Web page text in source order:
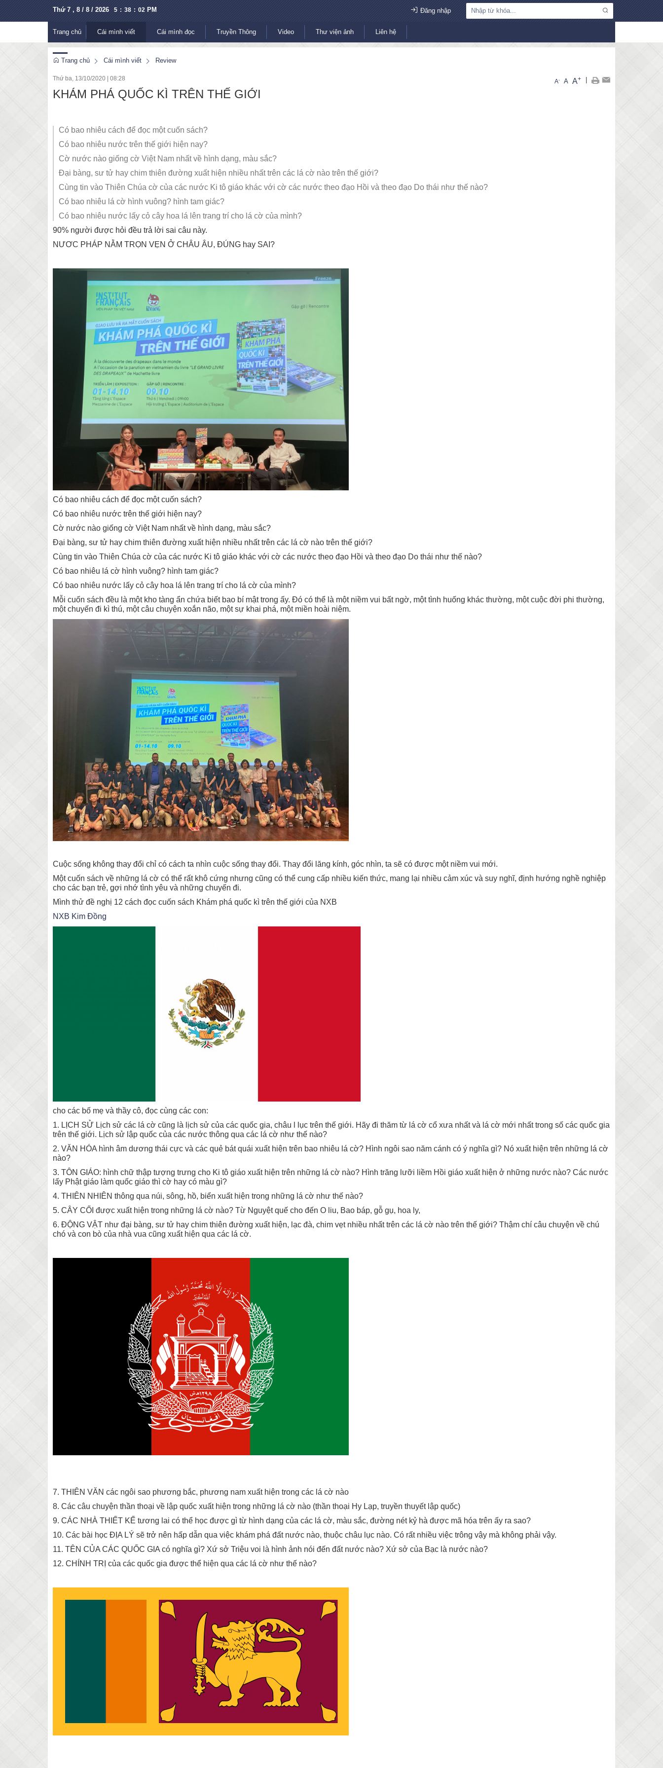
Thứ 7 , 8 / 8 / 2026 5 : 38 : 03 PM Đăng nhập
Trang chủ Cái mình viết Cái mình đọc Truyền Thông Video Thư viện ảnh Liên hệ
Trang chủ Cái mình viết Review
Thứ ba, 13/10/2020 08:28 A- A A+
KHÁM PHÁ QUỐC KÌ TRÊN THẾ GIỚI
Có bao nhiêu cách để đọc một cuốn sách?
Có bao nhiêu nước trên thế giới hiện nay?
Cờ nước nào giống cờ Việt Nam nhất về hình dạng, màu sắc?
Đại bàng, sư tử hay chim thiên đường xuất hiện nhiều nhất trên các lá cờ nào trên thế giới?
Cùng tin vào Thiên Chúa cờ của các nước Ki tô giáo khác với cờ các nước theo đạo Hồi và theo đạo Do thái như thế nào?
Có bao nhiêu lá cờ hình vuông? hình tam giác?
Có bao nhiêu nước lấy cỏ cây hoa lá lên trang trí cho lá cờ của mình?
90% người được hỏi đều trả lời sai câu này.
NƯƠC PHÁP NẰM TRỌN VẸN Ở CHÂU ÂU, ĐÚNG hay SAI?
Có bao nhiêu cách để đọc một cuốn sách?
Có bao nhiêu nước trên thế giới hiện nay?
Cờ nước nào giống cờ Việt Nam nhất về hình dạng, màu sắc?
Đại bàng, sư tử hay chim thiên đường xuất hiện nhiều nhất trên các lá cờ nào trên thế giới?
Cùng tin vào Thiên Chúa cờ của các nước Ki tô giáo khác với cờ các nước theo đạo Hồi và theo đạo Do thái như thế nào?
Có bao nhiêu lá cờ hình vuông? hình tam giác?
Có bao nhiêu nước lấy cỏ cây hoa lá lên trang trí cho lá cờ của mình?
Mỗi cuốn sách đều là một kho tàng ẩn chứa biết bao bí mật trong ấy. Đó có thể là một niềm vui bất ngờ, một tình huống khác thường, một cuộc đời phi thường,
một chuyến đi kì thú, một câu chuyện xoắn não, một sự khai phá, một miền hoài niệm.
Cuộc sống không thay đổi chỉ có cách ta nhìn cuộc sống thay đổi. Thay đổi lăng kính, góc nhìn, ta sẽ có được một niềm vui mới.
Một cuốn sách về những lá cờ có thể rất khô cứng nhưng cũng có thể cung cấp nhiều kiến thức, mang lại nhiều cảm xúc và suy nghĩ, định hướng nghề nghiệp
cho các bạn trẻ, gợi nhớ tình yêu và những chuyến đi.
Mình thử đề nghị 12 cách đọc cuốn sách Khám phá quốc kì trên thế giới của NXB
NXB Kim Đồng
cho các bố mẹ và thầy cô, đọc cùng các con:
1. LỊCH SỬ Lịch sử các lá cờ cũng là lịch sử của các quốc gia, châu l lục trên thế giới. Hãy đi thăm từ lá cờ cổ xưa nhất và lá cờ mới nhất trong số các quốc gia
trên thế giới. Lịch sử lập quốc của các nước thông qua các lá cờ như thế nào?
2. VĂN HÓA hình âm dương thái cực và các quẻ bát quái xuất hiện trên bao nhiêu lá cờ? Hình ngôi sao năm cánh có ý nghĩa gì? Nó xuất hiện trên những lá cờ
nào?
3. TÔN GIÁO: hình chữ thập tượng trưng cho Ki tô giáo xuất hiện trên những lá cờ nào? Hình trăng lưỡi liềm Hồi giáo xuất hiện ở những nước nào? Các nước
lấy Phật giáo làm quốc giáo thì cờ hay có màu gì?
4. THIÊN NHIÊN thông qua núi, sông, hồ, biển xuất hiện trong những lá cờ như thế nào?
5. CÂY CỐI được xuất hiện trong những lá cờ nào? Từ Nguyệt quế cho đến O liu, Bao báp, gỗ gụ, hoa ly,
6. ĐỘNG VẬT như đại bàng, sư tử hay chim thiên đường xuất hiện, lạc đà, chim vẹt nhiều nhất trên các lá cờ nào trên thế giới? Thậm chí câu chuyện về chú
chó và con bò của nhà vua cũng xuất hiện qua các lá cờ.
7. THIÊN VĂN các ngôi sao phương bắc, phương nam xuất hiện trong các lá cờ nào
8. Các câu chuyện thần thoại về lập quốc xuất hiện trong những lá cờ nào (thần thoại Hy Lạp, truyền thuyết lập quốc)
9. CÁC NHÀ THIẾT KẾ tương lai có thể học được gì từ hình dạng của các lá cờ, màu sắc, đường nét kỷ hà được mã hóa trên ấy ra sao?
10. Các bài học ĐỊA LÝ sẽ trở nên hấp dẫn qua việc khám phá đất nước nào, thuộc châu lục nào. Có rất nhiều việc trông vậy mà không phải vậy.
11. TÊN CỦA CÁC QUỐC GIA có nghĩa gì? Xứ sở Triệu voi là hình ảnh nói đến đất nước nào? Xứ sở của Bạc là nước nào?
12. CHÍNH TRỊ của các quốc gia được thể hiện qua các lá cờ như thế nào?